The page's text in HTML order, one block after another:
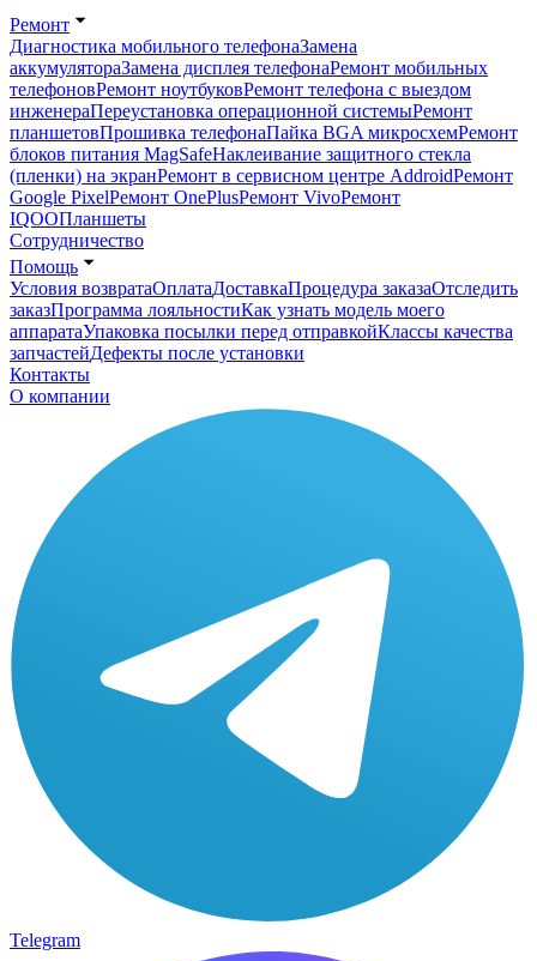
Ремонт
Диагностика мобильного телефонаЗамена
аккумулятораЗамена дисплея телефонаРемонт мобильных
телефоновРемонт ноутбуковРемонт телефона с выездом
инженераПереустановка операционной системыРемонт
планшетовПрошивка телефонаПайка BGA микросхемРемонт
блоков питания MagSafeНаклеивание защитного стекла
(пленки) на экранРемонт в сервисном центре AddroidРемонт
Google PixelРемонт OnePlusРемонт VivoРемонт
IQOOПланшеты
Сотрудничество
Помощь
Условия возвратаОплатаДоставкаПроцедура заказаОтследить
заказПрограмма лояльностиКак узнать модель моего
аппаратаУпаковка посылки перед отправкойКлассы качества
запчастейДефекты после установки
Контакты
О компании
Telegram